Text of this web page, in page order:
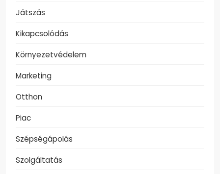
Játszás
Kikapcsolódás
Környezetvédelem
Marketing
Otthon
Piac
Szépségápolás
Szolgáltatás